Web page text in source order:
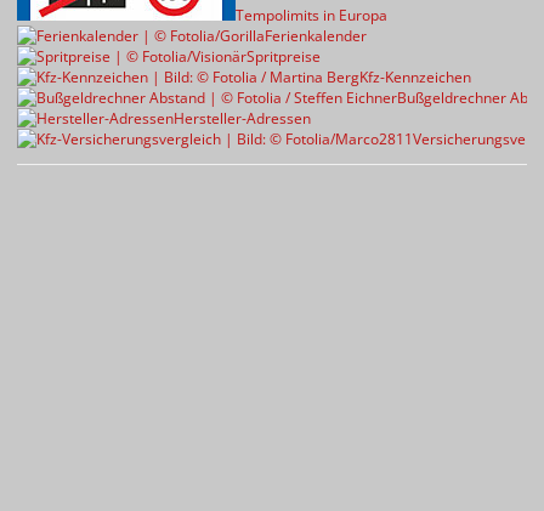
Tempolimits in Europa
Ferienkalender
Spritpreise
Kfz-Kennzeichen
Bußgeldrechner
Hersteller-Adressen